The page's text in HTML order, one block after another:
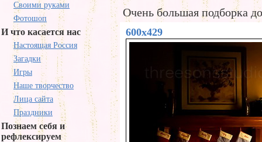
Своими руками
Фотошоп
И что касается нас
Настоящая Россия
Загадки
Игры
Наше творчество
Лица сайта
Праздники
Познаем себя и
рефлексируем
Очень большая подборка
600x429